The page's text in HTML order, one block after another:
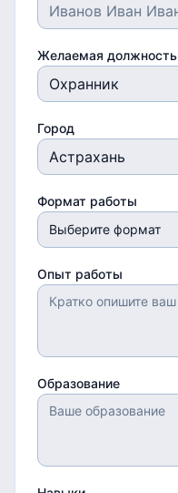
Желаемая должность
Город
Формат работы
Выберите формат
Опыт работы
Образование